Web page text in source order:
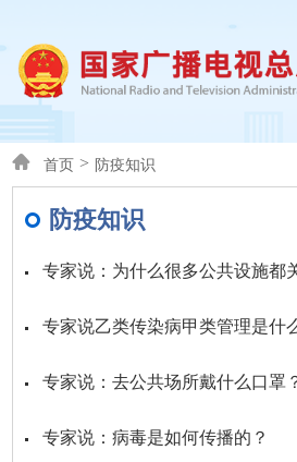
首页 > 防疫知识
防疫知识
专家说：为什么很多公共设施都
专家说乙类传染病甲类管理是什
专家说：去公共场所戴什么口罩
专家说：病毒是如何传播的？